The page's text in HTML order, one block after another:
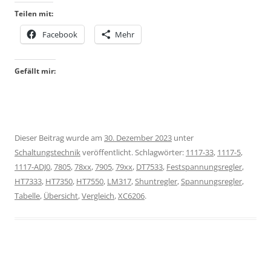
Teilen mit:
Facebook Mehr
Gefällt mir:
Dieser Beitrag wurde am 30. Dezember 2023 unter
Schaltungstechnikveröffentlicht. Schlagwörter: 1117-33, 1117-5,
1117-ADJ0,7805,78xx,7905,79xx, DT7533, Festspannungsregler,
HT7333, HT7350, HT7550, LM317,Shuntregler,Spannungsregler,
Tabelle, Übersicht,Vergleich,XC6206.